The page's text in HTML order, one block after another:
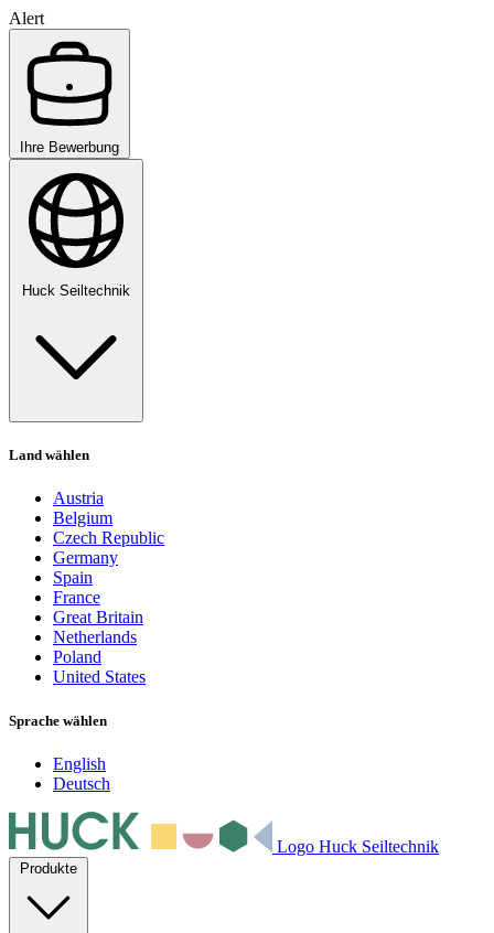
Alert
Ihre Bewerbung
Huck Seiltechnik
Land wählen
Austria
Belgium
Czech Republic
Germany
Spain
France
Great Britain
Netherlands
Poland
United States
Sprache wählen
English
Deutsch
Logo Huck Seiltechnik
Produkte